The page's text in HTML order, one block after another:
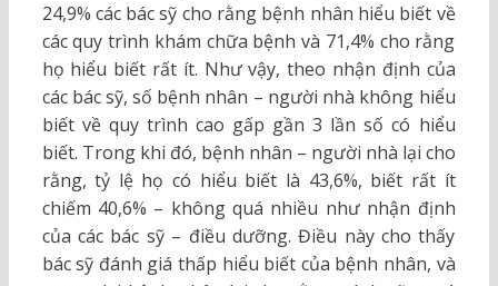
24,9% các bác sỹ cho rằng bệnh nhân hiểu biết về
các quy trình khám chữa bệnh và 71,4% cho rằng
họ hiểu biết rất ít. Như vậy, theo nhận định của
các bác sỹ, số bệnh nhân – người nhà không hiểu
biết về quy trình cao gấp gần 3 lần số có hiểu
biết. Trong khi đó, bệnh nhân – người nhà lại cho
rằng, tỷ lệ họ có hiểu biết là 43,6%, biết rất ít
chiếm 40,6% – không quá nhiều như nhận định
của các bác sỹ – điều dưỡng. Điều này cho thấy
bác sỹ đánh giá thấp hiểu biết của bệnh nhân, và